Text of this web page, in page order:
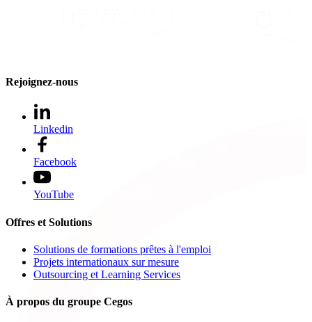
Rejoignez-nous
Linkedin
Facebook
YouTube
Offres et Solutions
Solutions de formations prêtes à l'emploi
Projets internationaux sur mesure
Outsourcing et Learning Services
À propos du groupe Cegos